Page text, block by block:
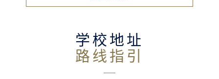
学校地址
路线指引